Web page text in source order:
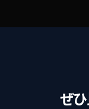
ぜ